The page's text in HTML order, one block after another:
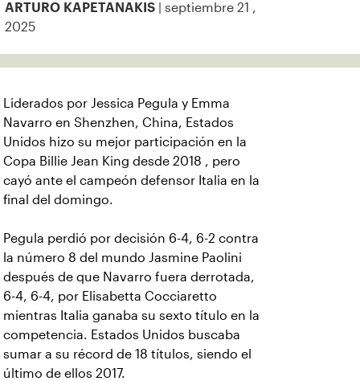
ARTURO KAPETANAKIS
| septiembre 21 ,
2025
Liderados por Jessica Pegula y Emma
Navarro en Shenzhen, China, Estados
Unidos hizo su mejor participación en la
Copa Billie Jean King desde 2018 , pero
cayó ante el campeón defensor Italia en la
final del domingo.
Pegula perdió por decisión 6-4, 6-2 contra
la número 8 del mundo Jasmine Paolini
después de que Navarro fuera derrotada,
6-4, 6-4, por Elisabetta Cocciaretto
mientras Italia ganaba su sexto título en la
competencia. Estados Unidos buscaba
sumar a su récord de 18 títulos, siendo el
último de ellos 2017.